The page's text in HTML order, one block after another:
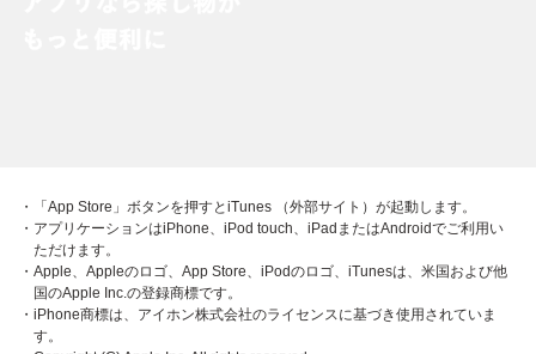
・「App Store」ボタンを押すとiTunes （外部サイト）が起動します。
・アプリケーションはiPhone、iPod touch、iPadまたはAndroidでご利用い
ただけます。
・Apple、Appleのロゴ、App Store、iPodのロゴ、iTunesは、米国および他
国のApple Inc.の登録商標です。
・iPhone商標は、アイホン株式会社のライセンスに基づき使用されていま
す。